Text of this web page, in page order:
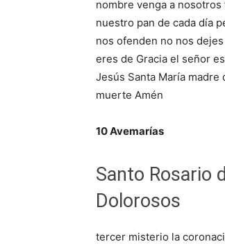
nombre venga a
nuestro pan de cada día
nos ofenden no nos
eres de Gracia el señor
Jesús Santa María
muerte Amén
10 Avemarías
Santo Rosario
Dolorosos
tercer misterio la